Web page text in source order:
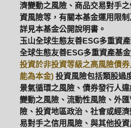
濟變動之風險、商品交易對手
資風險等，有關本基金運用限
詳見本基金公開說明書。
玉山全球生態友善ESG多重資
全球生態友善ESG多重資產基
投資於非投資等級之高風險債
能為本金) 投資風險包括類股過
景氣循環之風險、債券發行人
變動之風險、流動性風險、外
險、投資地區政治、社會或經
易對手之信用風險、與其他投